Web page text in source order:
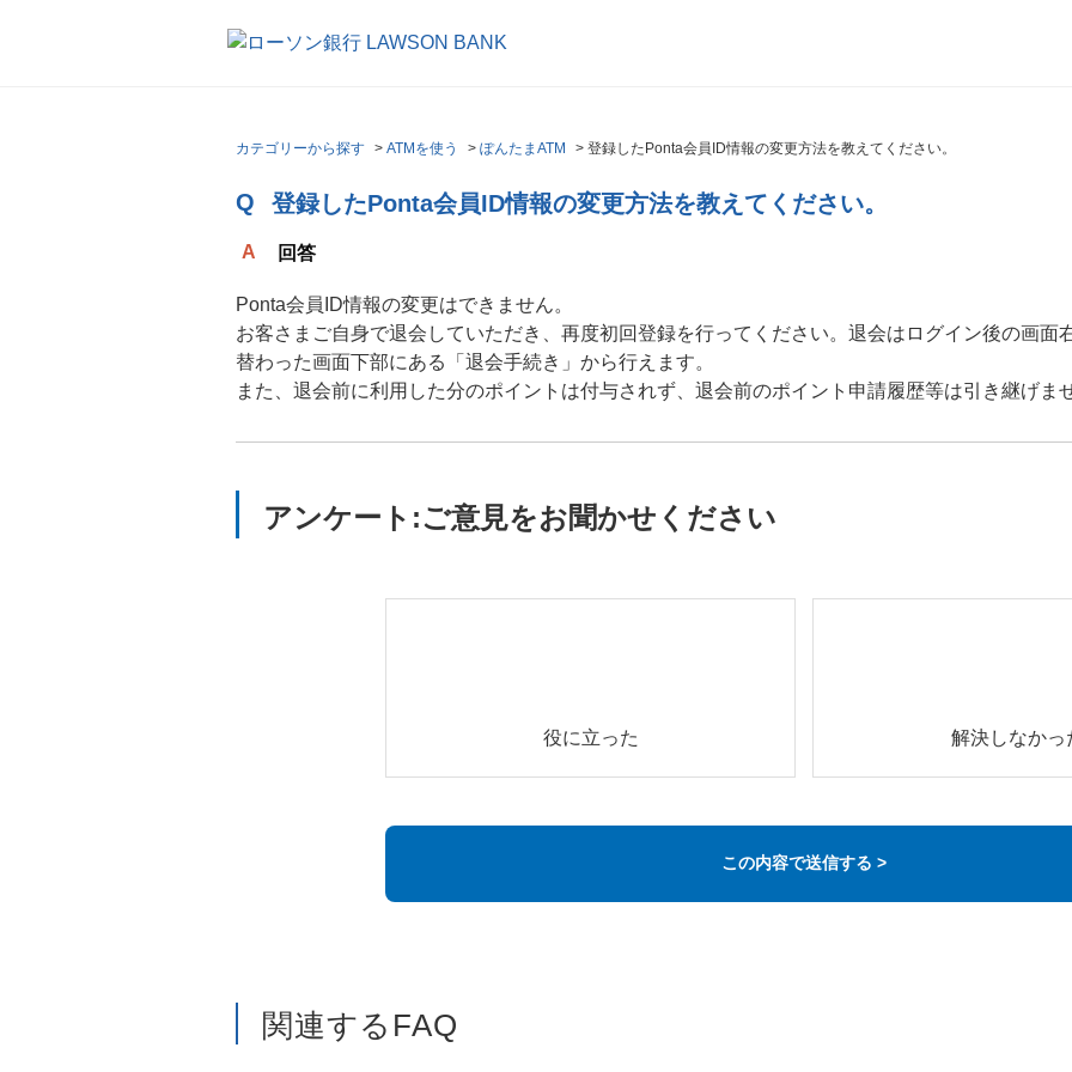
カテゴリーから探す > ATMを使う > ぽんたまATM > 登録したPonta会員ID情報の変更方法を教えてください。
登録したPonta会員ID情報の変更方法を教えてください。
回答
Ponta会員ID情報の変更はできません。
お客さまご自身で退会していただき、再度初回登録を行ってください。退会はログイン後の画面
替わった画面下部にある「退会手続き」から行えます。
また、退会前に利用した分のポイントは付与されず、退会前のポイント申請履歴等は引き継げま
アンケート:ご意見をお聞かせください
役に立った 解決しなかっ
関連するFAQ